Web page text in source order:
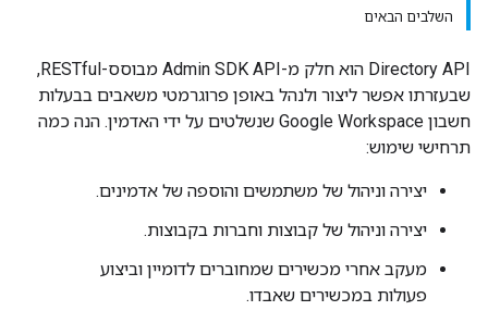
השלבים הבאים
‫Directory API הוא חלק מ-Admin SDK API מבוסס-RESTful,
שבעזרתו אפשר ליצור ולנהל באופן פרוגרמטי משאבים בבעלות
חשבון Google Workspace שנשלטים על ידי האדמין. הנה כמה
תרחישי שימוש:
יצירה וניהול של משתמשים והוספה של אדמינים.
יצירה וניהול של קבוצות וחברות בקבוצות.
מעקב אחרי מכשירים שמחוברים לדומיין וביצוע
פעולות במכשירים שאבדו.